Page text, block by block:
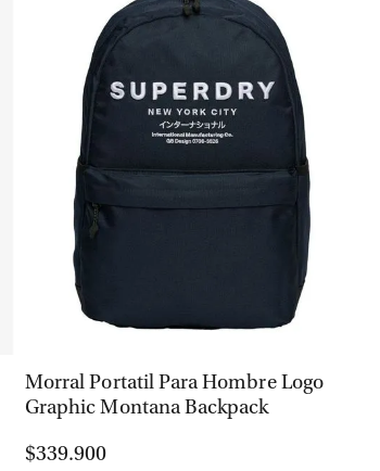
VISTA RÁPIDA
Morral Portatil Para Hombre Logo
Graphic Montana Backpack
$339.900